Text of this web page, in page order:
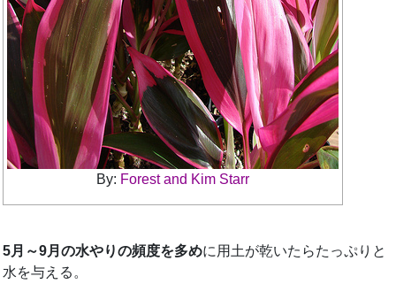
By: Forest and Kim Starr
5月～9月の水やりの頻度を多めに用土が乾いたらたっぷりと
水を与える。